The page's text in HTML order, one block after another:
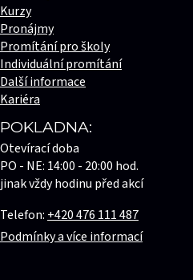
Kurzy
Pronájmy
Promítání pro školy
Individuální promítání
Další informace
Kariéra
POKLADNA:
Otevírací doba
PO - NE: 14:00 - 20:00 hod.
jinak vždy hodinu před akcí
Telefon: +420 476 111 487
Podmínky a více informací